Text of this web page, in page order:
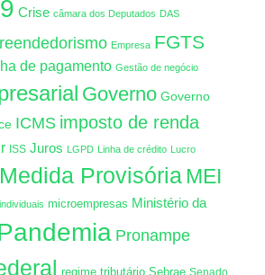
Crise câmara dos Deputados DAS
Empresa FGTS
de pagamento Gestão de negócio
Governo Governo
ICMS imposto de renda
ISS Juros LGPD Linha de crédito Lucro
Medida ProvisóriaMEI
microempresas Ministério da
Pronampe
regime tributário Sebrae Senado